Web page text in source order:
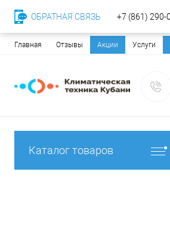
Главная Отзывы Акции Услуги
Каталог товаров
ОБРАТНАЯ СВЯЗЬ +7 (861) 290-